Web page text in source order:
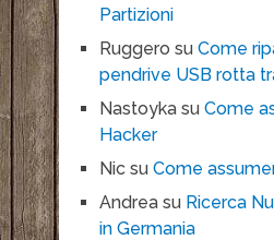
Partizioni
Ruggero su Come
pendrive USB rotta
Nastoykasu Come
Hacker
Nicsu Come
Andreasu Ricerca
in Germania